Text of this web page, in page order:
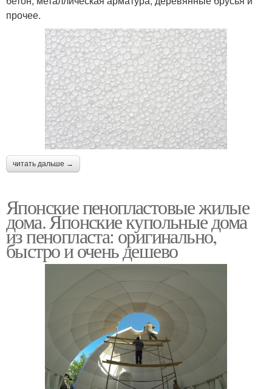
прочее.
читать дальше →
Японские пенопластовые жилые
дома. Японские купольные дома
из пенопласта: оригинально,
быстро и очень дешево